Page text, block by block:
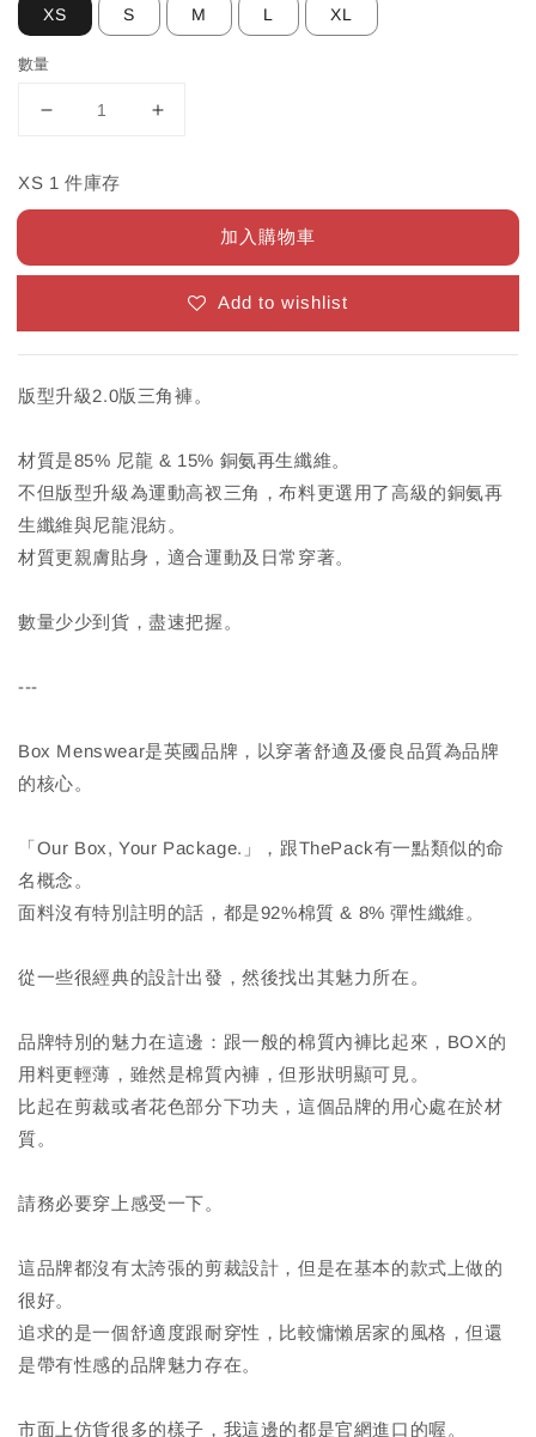
XS S M L XL
數量
XS 1 件庫存
加入購物車
Add to wishlist
版型升級2.0版三角褲。
材質是85% 尼龍 & 15% 銅氨再生纖維。
不但版型升級為運動高衩三角，布料更選用了高級的銅氨再
生纖維與尼龍混紡。
材質更親膚貼身，適合運動及日常穿著。
數量少少到貨，盡速把握。
---
Box Menswear是英國品牌，以穿著舒適及優良品質為品牌
的核心。
「Our Box, Your Package.」，跟ThePack有一點類似的命
名概念。
面料沒有特別註明的話，都是92%棉質 & 8% 彈性纖維。
從一些很經典的設計出發，然後找出其魅力所在。
品牌特別的魅力在這邊：跟一般的棉質內褲比起來，BOX的
用料更輕薄，雖然是棉質內褲，但形狀明顯可見。
比起在剪裁或者花色部分下功夫，這個品牌的用心處在於材
質。
請務必要穿上感受一下。
這品牌都沒有太誇張的剪裁設計，但是在基本的款式上做的
很好。
追求的是一個舒適度跟耐穿性，比較慵懶居家的風格，但還
是帶有性感的品牌魅力存在。
市面上仿貨很多的樣子，我這邊的都是官網進口的喔。